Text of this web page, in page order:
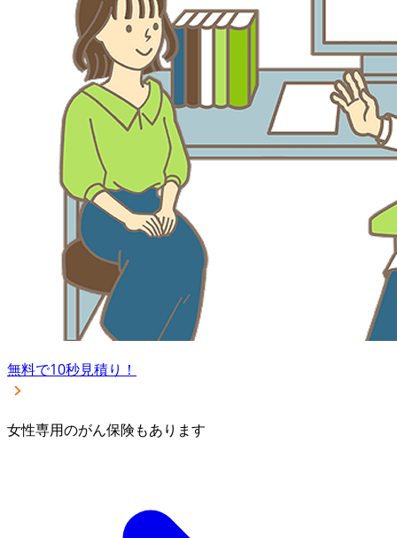
無料で10秒見積り！
女性専用のがん保険もあります